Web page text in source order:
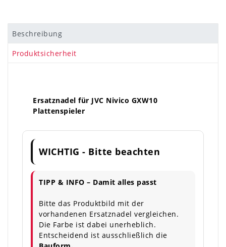
Beschreibung
Produktsicherheit
Ersatznadel für JVC Nivico GXW10
Plattenspieler
WICHTIG - Bitte beachten
TIPP & INFO – Damit alles passt
Bitte das Produktbild mit der
vorhandenen Ersatznadel vergleichen.
Die Farbe ist dabei unerheblich.
Entscheidend ist ausschließlich die